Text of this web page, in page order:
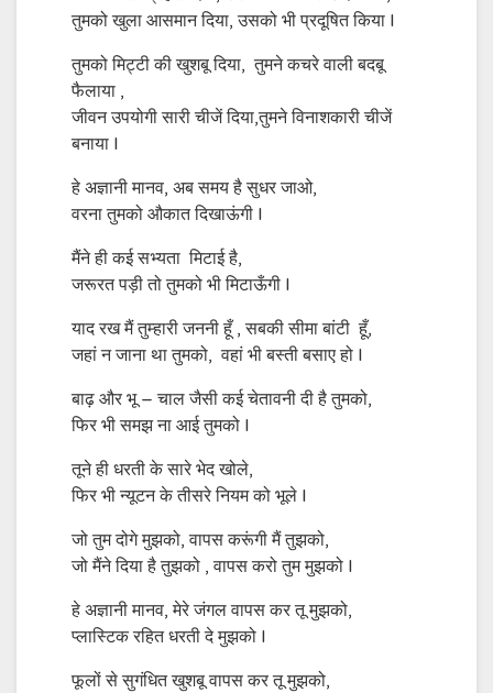
तुमको खुला आसमान दिया, उसको भी प्रदूषित किया l
तुमको मिट्टी की खुशबू दिया, तुमने कचरे वाली बदबू
फैलाया ,
जीवन उपयोगी सारी चीजें दिया,तुमने विनाशकारी चीजें
बनाया l
हे अज्ञानी मानव, अब समय है सुधर जाओ,
वरना तुमको औकात दिखाऊंगी l
मैंने ही कई सभ्यता मिटाई है,
जरूरत पड़ी तो तुमको भी मिटाऊँगी l
याद रख मैं तुम्हारी जननी हूँ , सबकी सीमा बांटी हूँ,
जहां न जाना था तुमको, वहां भी बस्ती बसाए हो l
बाढ़ और भू – चाल जैसी कई चेतावनी दी है तुमको,
फिर भी समझ ना आई तुमको l
तूने ही धरती के सारे भेद खोले,
फिर भी न्यूटन के तीसरे नियम को भूले l
जो तुम दोगे मुझको, वापस करूंगी मैं तुझको,
जो मैंने दिया है तुझको , वापस करो तुम मुझको l
हे अज्ञानी मानव, मेरे जंगल वापस कर तू मुझको,
प्लास्टिक रहित धरती दे मुझको l
फूलों से सुगंधित खुशबू वापस कर तू मुझको,